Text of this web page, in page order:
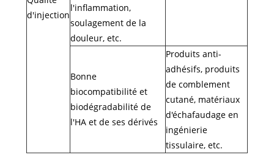
d'injection
l'inflammation,
soulagement de la
douleur, etc.
Bonne
biocompatibilité et
biodégradabilité de
l'HA et de ses dérivés
Produits anti-
adhésifs, produits
de comblement
cutané, matériaux
d'échafaudage en
ingénierie
tissulaire, etc.